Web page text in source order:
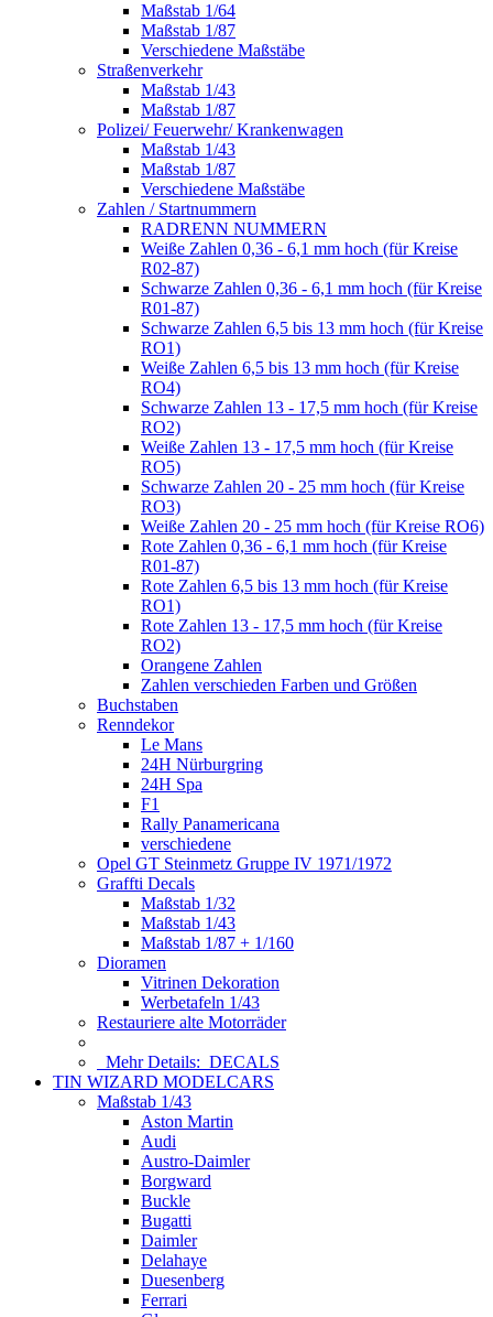
Maßstab 1/64
Maßstab 1/87
Verschiedene Maßstäbe
Straßenverkehr
Maßstab 1/43
Maßstab 1/87
Polizei/ Feuerwehr/ Krankenwagen
Maßstab 1/43
Maßstab 1/87
Verschiedene Maßstäbe
Zahlen / Startnummern
RADRENN NUMMERN
Weiße Zahlen 0,36 - 6,1 mm hoch (für Kreise
R02-87)
Schwarze Zahlen 0,36 - 6,1 mm hoch (für Kreise
R01-87)
Schwarze Zahlen 6,5 bis 13 mm hoch (für Kreise
RO1)
Weiße Zahlen 6,5 bis 13 mm hoch (für Kreise
RO4)
Schwarze Zahlen 13 - 17,5 mm hoch (für Kreise
RO2)
Weiße Zahlen 13 - 17,5 mm hoch (für Kreise
RO5)
Schwarze Zahlen 20 - 25 mm hoch (für Kreise
RO3)
Weiße Zahlen 20 - 25 mm hoch (für Kreise RO6)
Rote Zahlen 0,36 - 6,1 mm hoch (für Kreise
R01-87)
Rote Zahlen 6,5 bis 13 mm hoch (für Kreise
RO1)
Rote Zahlen 13 - 17,5 mm hoch (für Kreise
RO2)
Orangene Zahlen
Zahlen verschieden Farben und Größen
Buchstaben
Renndekor
Le Mans
24H Nürburgring
24H Spa
F1
Rally Panamericana
verschiedene
Opel GT Steinmetz Gruppe IV 1971/1972
Graffti Decals
Maßstab 1/32
Maßstab 1/43
Maßstab 1/87 + 1/160
Dioramen
Vitrinen Dekoration
Werbetafeln 1/43
Restauriere alte Motorräder
Mehr Details: DECALS
TIN WIZARD MODELCARS
Maßstab 1/43
Aston Martin
Audi
Austro-Daimler
Borgward
Buckle
Bugatti
Daimler
Delahaye
Duesenberg
Ferrari